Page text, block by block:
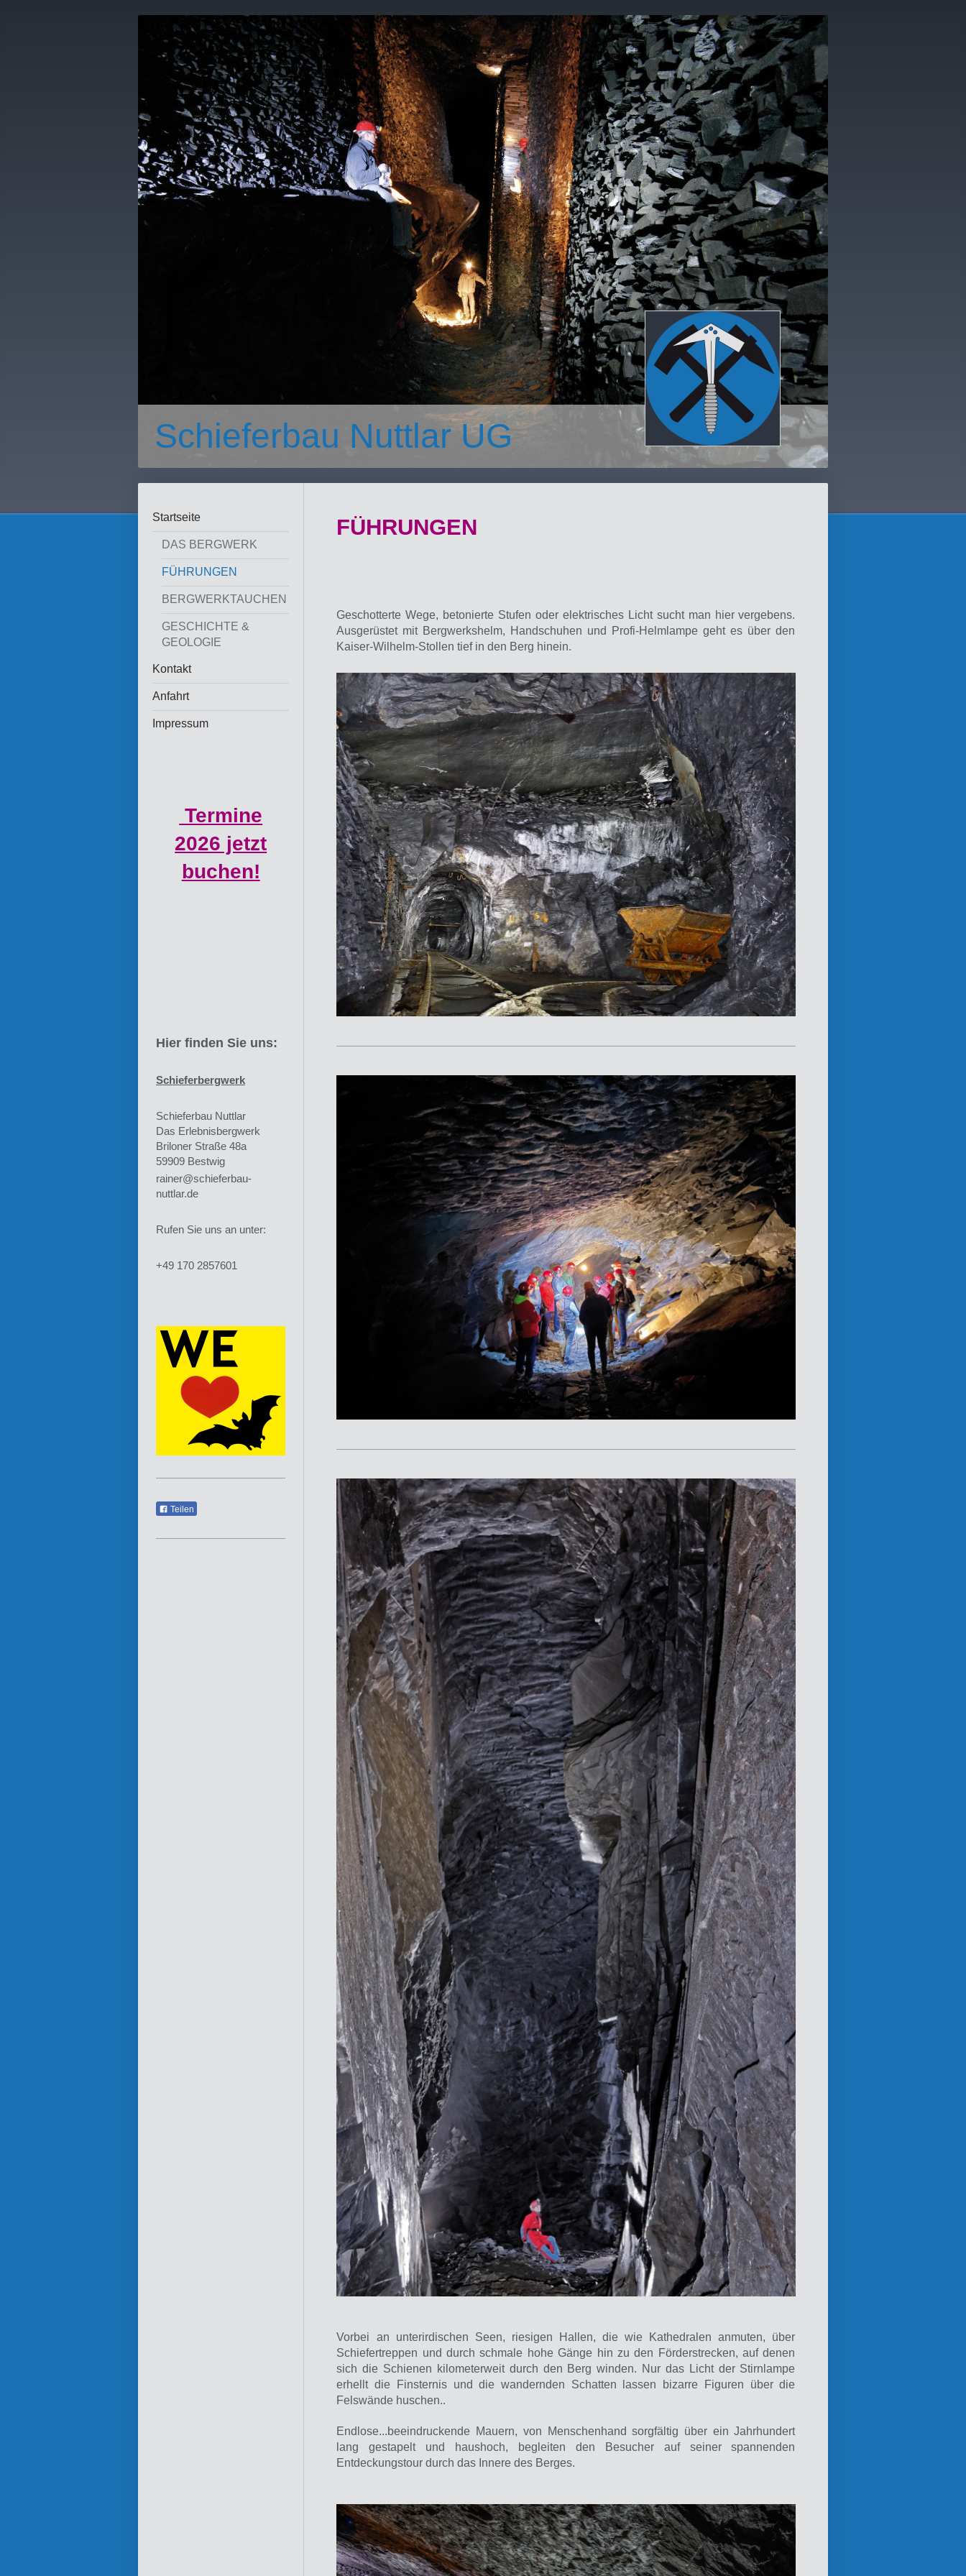
Schieferbau Nuttlar UG
Startseite
DAS BERGWERK
FÜHRUNGEN
BERGWERKTAUCHEN
GESCHICHTE &
GEOLOGIE
Kontakt
Anfahrt
Impressum
FÜHRUNGEN
Geschotterte Wege, betonierte Stufen oder elektrisches Licht sucht man hier vergebens.
Ausgerüstet mit Bergwerkshelm, Handschuhen und Profi-Helmlampe geht es über den
Kaiser-Wilhelm-Stollen tief in den Berg hinein.
Vorbei an unterirdischen Seen, riesigen Hallen, die wie Kathedralen anmuten, über
Schiefertreppen und durch schmale hohe Gänge hin zu den Förderstrecken, auf denen
sich die Schienen kilometerweit durch den Berg winden. Nur das Licht der Stirnlampe
erhellt die Finsternis und die wandernden Schatten lassen bizarre Figuren über die
Felswände huschen..
Endlose...beeindruckende Mauern, von Menschenhand sorgfältig über ein Jahrhundert
lang gestapelt und haushoch, begleiten den Besucher auf seiner spannenden
Entdeckungstour durch das Innere des Berges.
Termine
2026 jetzt
buchen!
Hier finden Sie uns:
Schieferbergwerk
Schieferbau Nuttlar
Das Erlebnisbergwerk
Briloner Straße 48a
59909 Bestwig
rainer@schieferbau-
nuttlar.de
Rufen Sie uns an unter:
+49 170 2857601
Teilen